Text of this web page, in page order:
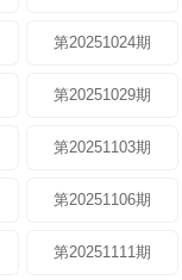
第20251024期
第20251029期
第20251103期
第20251106期
第20251111期